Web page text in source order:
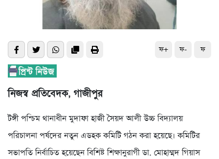
ফ+ ফ- ফ
নিজস্ব প্রতিবেদক, গাজীপুর
টঙ্গী পশ্চিম থানাধীন মুদাফা হাজী সৈয়দ আলী উচ্চ বিদ্যালয়
পরিচালনা পর্ষদের নতুন এডহক কমিটি গঠন করা হয়েছে। কমিটির
সভাপতি নির্বাচিত হয়েছেন বিশিষ্ট শিক্ষানুরাগী ডা. মোহাম্মদ গিয়াস